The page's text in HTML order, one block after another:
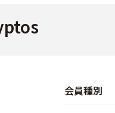
会員種別